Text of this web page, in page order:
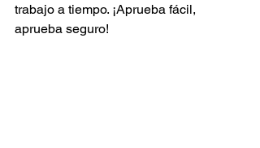
trabajo a tiempo. ¡Aprueba fácil,
aprueba seguro!